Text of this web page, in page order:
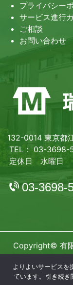
プライバシー
サービス進行
ご相談
お問い合わせ
132-0014 東京都
TEL： 03-3698-
定休日 水曜日
03-3698-
Copyright© 有
よりよいサービス
ています。引き続